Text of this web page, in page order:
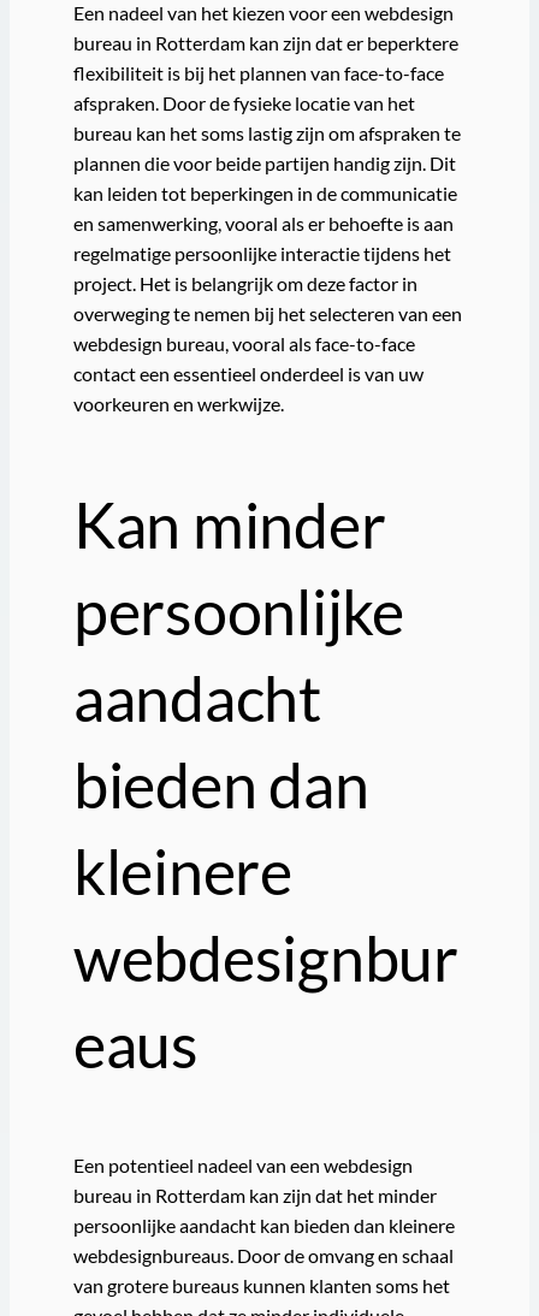
Een nadeel van het kiezen voor een webdesign
bureau in Rotterdam kan zijn dat er beperktere
flexibiliteit is bij het plannen van face-to-face
afspraken. Door de fysieke locatie van het
bureau kan het soms lastig zijn om afspraken te
plannen die voor beide partijen handig zijn. Dit
kan leiden tot beperkingen in de communicatie
en samenwerking, vooral als er behoefte is aan
regelmatige persoonlijke interactie tijdens het
project. Het is belangrijk om deze factor in
overweging te nemen bij het selecteren van een
webdesign bureau, vooral als face-to-face
contact een essentieel onderdeel is van uw
voorkeuren en werkwijze.
Kan minder
persoonlijke
aandacht
bieden dan
kleinere
webdesignbur
eaus
Een potentieel nadeel van een webdesign
bureau in Rotterdam kan zijn dat het minder
persoonlijke aandacht kan bieden dan kleinere
webdesignbureaus. Door de omvang en schaal
van grotere bureaus kunnen klanten soms het